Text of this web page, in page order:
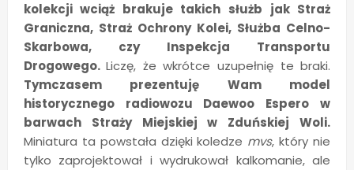
kolekcji wciąż brakuje takich służb jak Straż
Graniczna, Straż Ochrony Kolei, Służba Celno-
Skarbowa, czy Inspekcja Transportu
Drogowego.Liczę, że wkrótce uzupełnię te braki.
Tymczasem prezentuję Wam model
historycznego radiowozu Daewoo Espero w
barwach Straży Miejskiej w Zduńskiej Woli.
Miniatura ta powstała dzięki koledze mvs, który nie
tylko zaprojektował i wydrukował kalkomanie, ale